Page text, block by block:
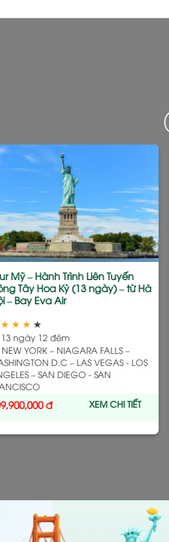
to
wishlist
Trung Hoa Huyền Bí (07 ngày) –
Nội – Bay Air China
★ ★ ★ ★
7 ngày 6 đêm
BẮC KINH - TÔ CHÂU – HÀNG
- CHU GIA GIÁC - THƯỢNG HẢI
đ XEM CHI TIẾT